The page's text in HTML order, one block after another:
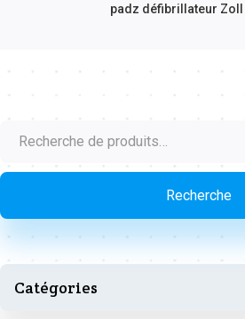
padz défibrillateur Zoll
pour :
Recherche
Catégories